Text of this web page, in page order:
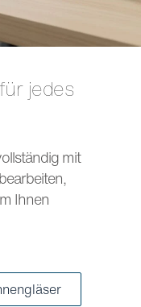
mit
Ihnen